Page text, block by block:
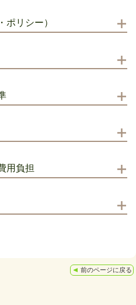
ポリシー）
用負担
前のページに戻る